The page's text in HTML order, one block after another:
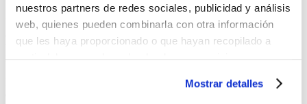
nuestros partners de redes sociales, publicidad y análisis
web, quienes pueden combinarla con otra información
que les haya proporcionado o que hayan recopilado a
“Permitir todas las cookies”, rechazarlas todas salvo las
Mostrar detalles
Ya se ha visto que la IA y sus aplicaciones la vida práctica no son
algo surgido hace pocos años. Sin embargo, podemos decir que su
verdadero potencial y su impacto más duradero sobre el mercado
Por ello resultan poco realistas y apresuradas lasvisiones